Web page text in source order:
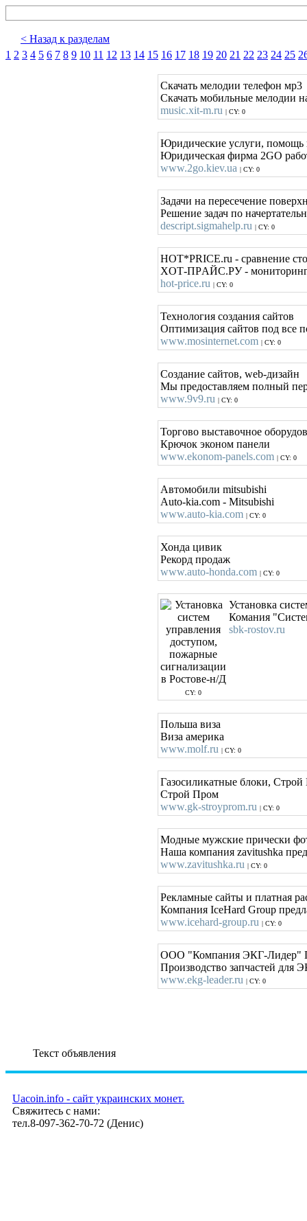
< Назад к разделам
1 2 3 4 5 6 7 8 9 10 11 12 13 14 15 16 17 18 19 20 21 22 23 24 25
Скачать мелодии телефон мр3
Скачать мобильные мелодии
music.xit-m.ru | CY: 0
Юридические услуги, помощь
Юридическая фирма 2GO
www.2go.kiev.ua | CY: 0
Задачи на пересечение
Решение задач по
descript.sigmahelp.ru | CY: 0
HОT*PRICЕ.ru - сравнение
ХOТ-ПРAЙС.РУ - мониторинг
hot-price.ru | CY: 0
Технология создания сайтов
Оптимизация сайтов под все
www.mosinternet.com | CY: 0
Создание сайтов, web-дизайн
Мы предоставляем полный
www.9v9.ru | CY: 0
Торгово выставочное
Крючок эконом панели
www.ekonom-panels.com | CY: 0
Автомобили mitsubishi
Auto-kia.com - Mitsubishi
www.auto-kia.com | CY: 0
Хонда цивик
Рекорд продаж
www.auto-honda.com | CY: 0
CY: 0
Установка
Комания
sbk-rostov.ru
Польша виза
Виза америка
www.molf.ru | CY: 0
Газосиликатные блоки,
Строй Пром
www.gk-stroyprom.ru | CY: 0
Модные мужские прически
Наша компания zavitushka
www.zavitushka.ru | CY: 0
Рекламные сайты и платная
Компания IceHard Group
www.icehard-group.ru | CY: 0
ООО "Компания ЭКГ-Лидер"
Производство запчастей для
www.ekg-leader.ru | CY: 0
Текст объявления
Uacoin.info - сайт украинских монет.
Свяжитесь с нами:
тел.8-097-362-70-72 (Денис)